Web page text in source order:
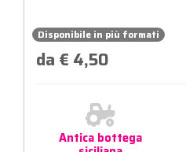
Disponibile in più formati
da € 4,50
Antica bottega